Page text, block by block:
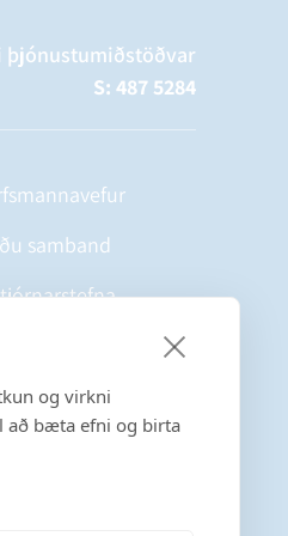
og virkni
að bæta efni og birta
þjónustumiðstöðvar
S: 487 5284
samband
með á Facebook